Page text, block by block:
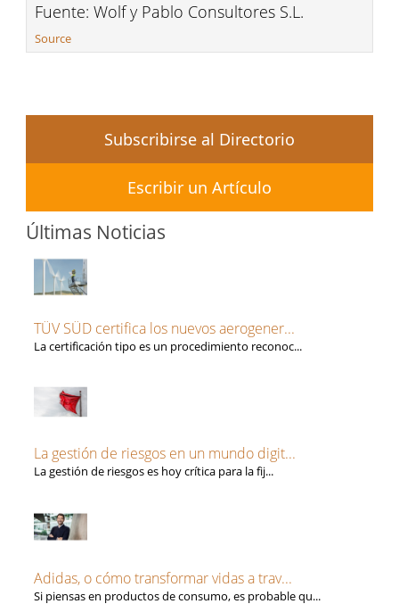
Fuente: Wolf y Pablo Consultores S.L.
Source
Subscribirse al Directorio
Escribir un Artículo
Últimas Noticias
TÜV SÜD certifica los nuevos aerogener...
La certificación tipo es un procedimiento reconoc...
La gestión de riesgos en un mundo digit...
La gestión de riesgos es hoy crítica para la fij...
Adidas, o cómo transformar vidas a trav...
Si piensas en productos de consumo, es probable qu...